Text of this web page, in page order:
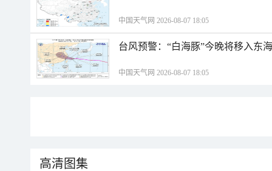
中国天气网 2026-08-07 18:05
台风预警：“白海豚”今晚将移入东
中国天气网 2026-08-07 18:05
高清图集